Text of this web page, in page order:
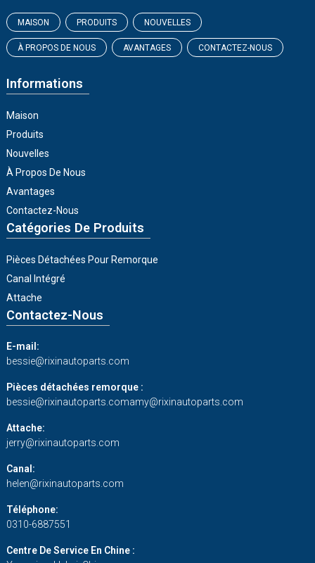
MAISON PRODUITS NOUVELLES
À PROPOS DE NOUS AVANTAGES CONTACTEZ-NOUS
Informations
Maison
Produits
Nouvelles
À Propos De Nous
Avantages
Contactez-Nous
Catégories De Produits
Pièces Détachées Pour Remorque
Canal Intégré
Attache
Contactez-Nous
E-mail:
bessie@rixinautoparts.com
Pièces détachées remorque :
bessie@rixinautoparts.comamy@rixinautoparts.com
Attache:
jerry@rixinautoparts.com
Canal:
helen@rixinautoparts.com
Téléphone:
0310-6887551
Centre De Service En Chine :